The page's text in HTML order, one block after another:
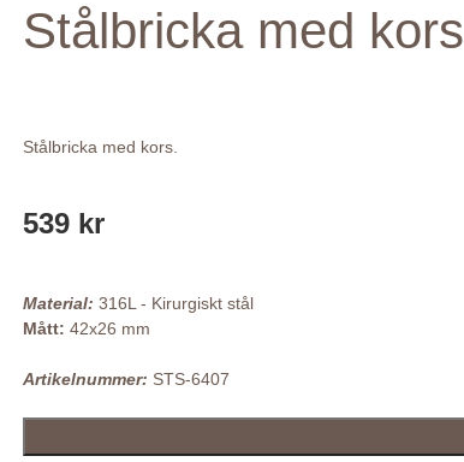
Stålbricka med kors
Stålbricka med kors.
539 kr
Material: 316L - Kirurgiskt stål
Mått: 42x26 mm
Artikelnummer: STS-6407